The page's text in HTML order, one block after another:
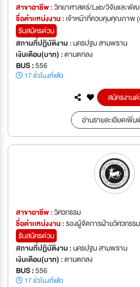
สาขาอาชีพ :วิทยาศาสตร์/Lab/วิจัยและพั
ชื่อตำเเหน่งงาน : เจ้าหน้าที่ควบคุมคุณภาพ
รับสมัครด่วน
สถานที่ปฏิบัติงาน :นครปฐม สามพราน
เงินเดือน(บาท) :ตามตกลง
BUS :556
17 ชั่วโมงที่แล้ว
สมัครงาน
อ่านรายละเอียดเพิ่ม
สาขาอาชีพ :วิศวกรรม
ชื่อตำเเหน่งงาน :รองผู้จัดการฝ่ายวิศวกรร
รับสมัครด่วน
สถานที่ปฏิบัติงาน :นครปฐม สามพราน
เงินเดือน(บาท) :ตามตกลง
BUS :556
17 ชั่วโมงที่แล้ว